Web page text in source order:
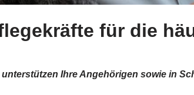
für die
Ihre Angehörigen sowie in